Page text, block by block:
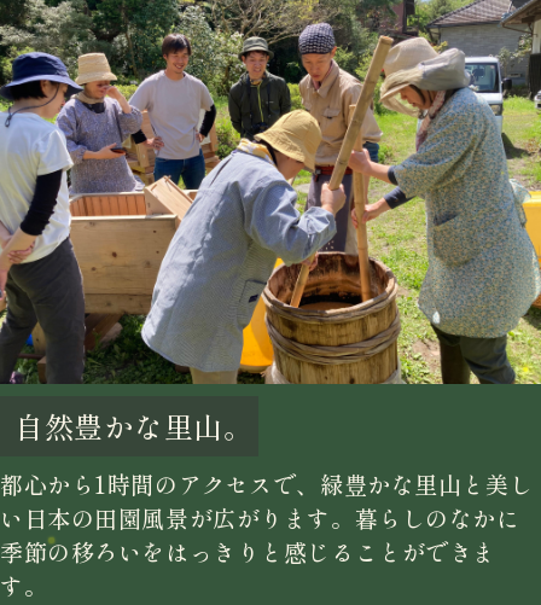
自然豊かな里山。
都心から1時間のアクセスで、緑豊かな里山と美し
い日本の田園風景が広がります。暮らしのなかに
季節の移ろいをはっきりと感じることができま
す。